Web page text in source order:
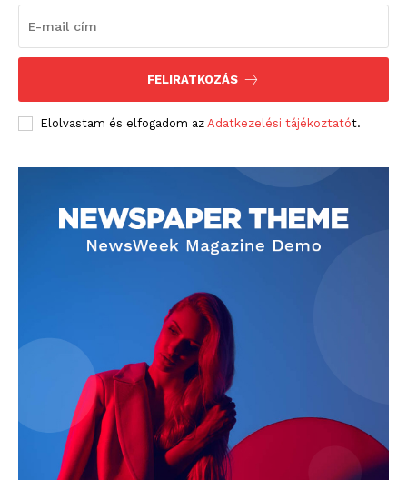
FELIRATKOZÁS
Elolvastam és elfogadom az Adatkezelési tájékoztatót.